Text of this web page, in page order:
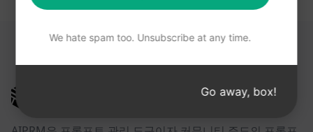
We hate spam too. Unsubscribe at any time.
Go away, box!